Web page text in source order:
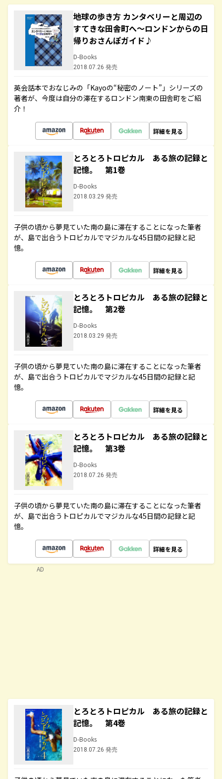
地球の歩き方 カンタベリーと周辺の
すてきな田舎町へ～ロンドンからの日
帰りおさんぽガイド♪
D-Books
2018.07.26 発売
英会話本でおなじみの「Kayoの“秘密のノート”」シリーズの
著者が、今度は自分の滞在するロンドン南東の田舎町をご紹
介！
詳細を見る
とろとろトロピカル ある旅の記録と
記憶。 第1巻
D-Books
2018.03.29 発売
子供の頃から夢見ていた南の島に滞在することになった筆者
が、島で出合うトロピカルでマジカルな45日間の記録と記
憶。
詳細を見る
とろとろトロピカル ある旅の記録と
記憶。 第2巻
D-Books
2018.03.29 発売
子供の頃から夢見ていた南の島に滞在することになった筆者
が、島で出合うトロピカルでマジカルな45日間の記録と記
憶。
詳細を見る
とろとろトロピカル ある旅の記録と
記憶。 第3巻
D-Books
2018.07.26 発売
子供の頃から夢見ていた南の島に滞在することになった筆者
が、島で出合うトロピカルでマジカルな45日間の記録と記
憶。
詳細を見る
とろとろトロピカル ある旅の記録と
記憶。 第4巻
D-Books
2018.07.26 発売
AD